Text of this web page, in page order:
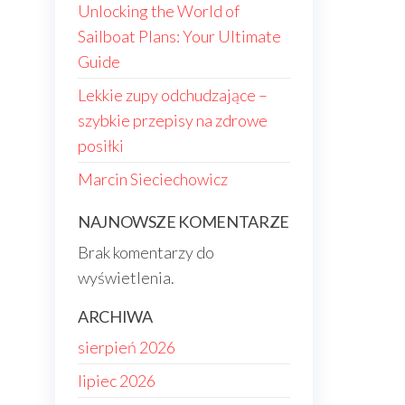
Unlocking the World of
Sailboat Plans: Your Ultimate
Guide
Lekkie zupy odchudzające –
szybkie przepisy na zdrowe
posiłki
Marcin Sieciechowicz
NAJNOWSZE KOMENTARZE
Brak komentarzy do
wyświetlenia.
ARCHIWA
sierpień 2026
lipiec 2026